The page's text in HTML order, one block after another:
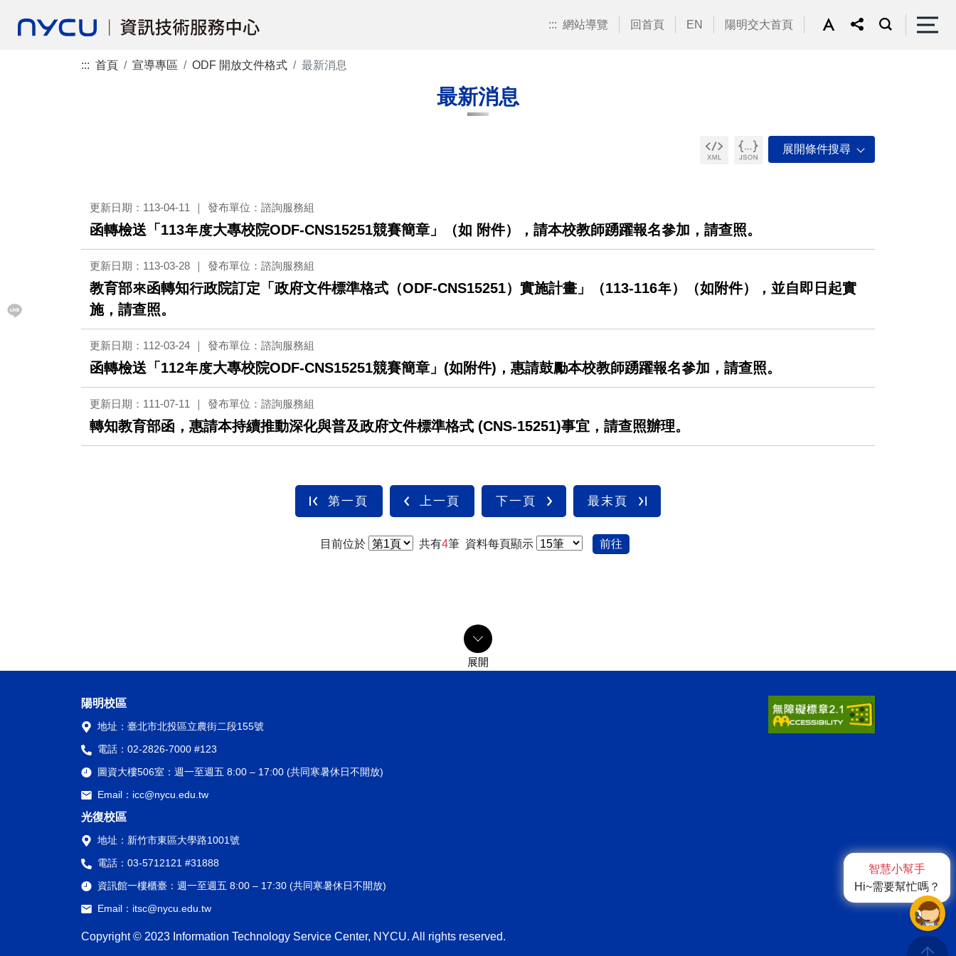
::: 網站導覽 回首頁 EN 陽明交大首頁
::: 首頁 宣導專區 ODF 開放文件格式 最新消息
最新消息
更新日期：113-04-11 發布單位：諮詢服務組
函轉檢送「113年度大專校院ODF-CNS15251競賽簡章」（如 附件），請本校教師踴躍報名參加，請查照。
更新日期：113-03-28 發布單位：諮詢服務組
教育部來函轉知行政院訂定「政府文件標準格式（ODF-CNS15251）實施計畫」（113-116年）（如附件），並自即日起實
施，請查照。
更新日期：112-03-24 發布單位：諮詢服務組
函轉檢送「112年度大專校院ODF-CNS15251競賽簡章」(如附件)，惠請鼓勵本校教師踴躍報名參加，請查照。
更新日期：111-07-11 發布單位：諮詢服務組
轉知教育部函，惠請本持續推動深化與普及政府文件標準格式 (CNS-15251)事宜，請查照辦理。
第一頁 上一頁 下一頁 最末頁
目前位於 共有4筆 資料每頁顯示 前往
陽明校區
地址： 臺北市北投區立農街二段155號
電話： 02-2826-7000 #123
圖資大樓506室： 週一至週五 8:00 – 17:00 (共同寒暑休日不開放)
Email： icc@nycu.edu.tw
光復校區
地址： 新竹市東區大學路1001號
電話： 03-5712121 #31888
資訊館一樓櫃臺： 週一至週五 8:00 – 17:30 (共同寒暑休日不開放)
Email： itsc@nycu.edu.tw
Copyright © 2023 Information Technology Service Center, NYCU. All rights reserved.
智慧小幫手
Hi~需要幫忙嗎？